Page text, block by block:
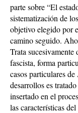
parte sobre “El
sistematización de
objetivo elegido por
camino seguido.
Trata sucesivamente
fascista, forma
casos particulares
desarrollos es
insertado en el
las características